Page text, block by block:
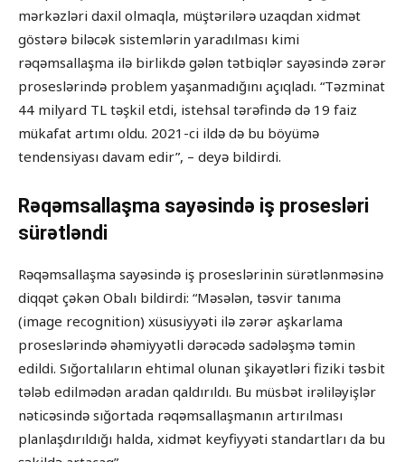
mərkəzləri daxil olmaqla, müştərilərə uzaqdan xidmət
göstərə biləcək sistemlərin yaradılması kimi
rəqəmsallaşma ilə birlikdə gələn tətbiqlər sayəsində zərər
proseslərində problem yaşanmadığını açıqladı. “Təzminat
44 milyard TL təşkil etdi, istehsal tərəfində də 19 faiz
mükafat artımı oldu. 2021-ci ildə də bu böyümə
tendensiyası davam edir”, – deyə bildirdi.
Rəqəmsallaşma sayəsində iş prosesləri
sürətləndi
Rəqəmsallaşma sayəsində iş proseslərinin sürətlənməsinə
diqqət çəkən Obalı bildirdi: “Məsələn, təsvir tanıma
(image recognition) xüsusiyyəti ilə zərər aşkarlama
proseslərində əhəmiyyətli dərəcədə sadələşmə təmin
edildi. Sığortalıların ehtimal olunan şikayətləri fiziki təsbit
tələb edilmədən aradan qaldırıldı. Bu müsbət irəliləyişlər
nəticəsində sığortada rəqəmsallaşmanın artırılması
planlaşdırıldığı halda, xidmət keyfiyyəti standartları da bu